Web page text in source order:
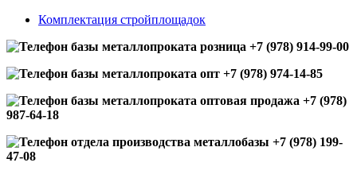
Комплектация стройплощадок
+7 (978) 914-99-00
+7 (978) 974-14-85
+7 (978)
987-64-18
+7 (978) 199-
47-08